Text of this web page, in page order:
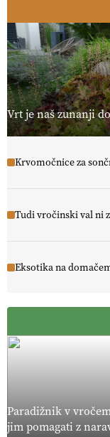
Vrt je naš zunanji
Krvomočnice za
Tudi vročinski val ni
Eksotika na
Paradižnik v
jim pomagati z